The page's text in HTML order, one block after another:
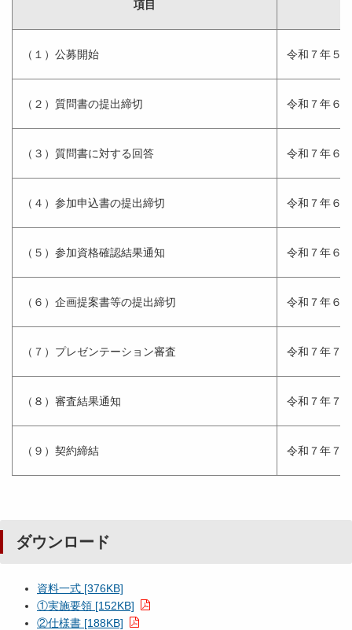
項目
（１）公募開始 令和７年５
（２）質問書の提出締切 令和７年６
（３）質問書に対する回答 令和７年６
（４）参加申込書の提出締切 令和７年６
（５）参加資格確認結果通知 令和７年６
（６）企画提案書等の提出締切 令和７年６
（７）プレゼンテーション審査 令和７年７
（８）審査結果通知 令和７年７
（９）契約締結 令和７年７
ダウンロード
資料一式 [376KB]
①実施要領 [152KB]
②仕様書 [188KB]